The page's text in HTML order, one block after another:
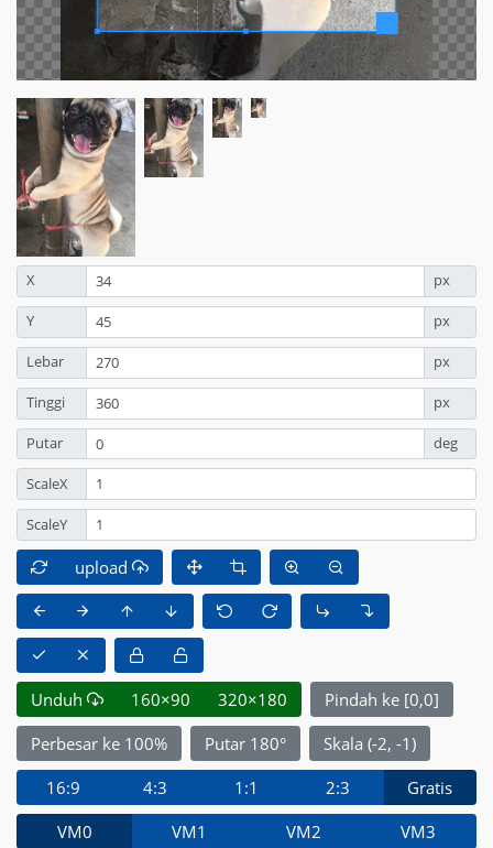
X px
Y px
Lebar px
Tinggi px
Putar deg
ScaleX
ScaleY
upload
Unduh 160×90 320×180
Pindah ke [0,0]
Perbesar ke 100%
Putar 180°
Skala (-2, -1)
16:9
4:3 1:1 2:3
Gratis
VM0
VM1 VM2
VM3